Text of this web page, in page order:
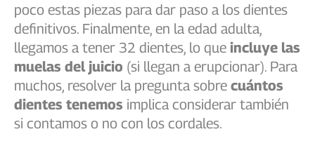
poco estas piezas para dar paso a los dientes
definitivos. Finalmente, en la edad adulta,
llegamos a tener 32 dientes, lo que incluye las
muelas del juicio (si llegan a erupcionar). Para
muchos, resolver la pregunta sobre cuántos
dientes tenemos implica considerar también
si contamos o no con los cordales.